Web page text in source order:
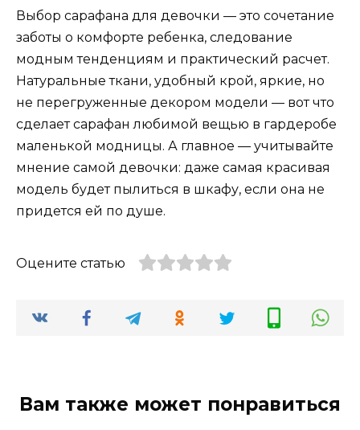
Выбор сарафана для девочки — это сочетание
заботы о комфорте ребенка, следование
модным тенденциям и практический расчет.
Натуральные ткани, удобный крой, яркие, но
не перегруженные декором модели — вот что
сделает сарафан любимой вещью в гардеробе
маленькой модницы. А главное — учитывайте
мнение самой девочки: даже самая красивая
модель будет пылиться в шкафу, если она не
придется ей по душе.
Оцените статью
Вам также может понравиться